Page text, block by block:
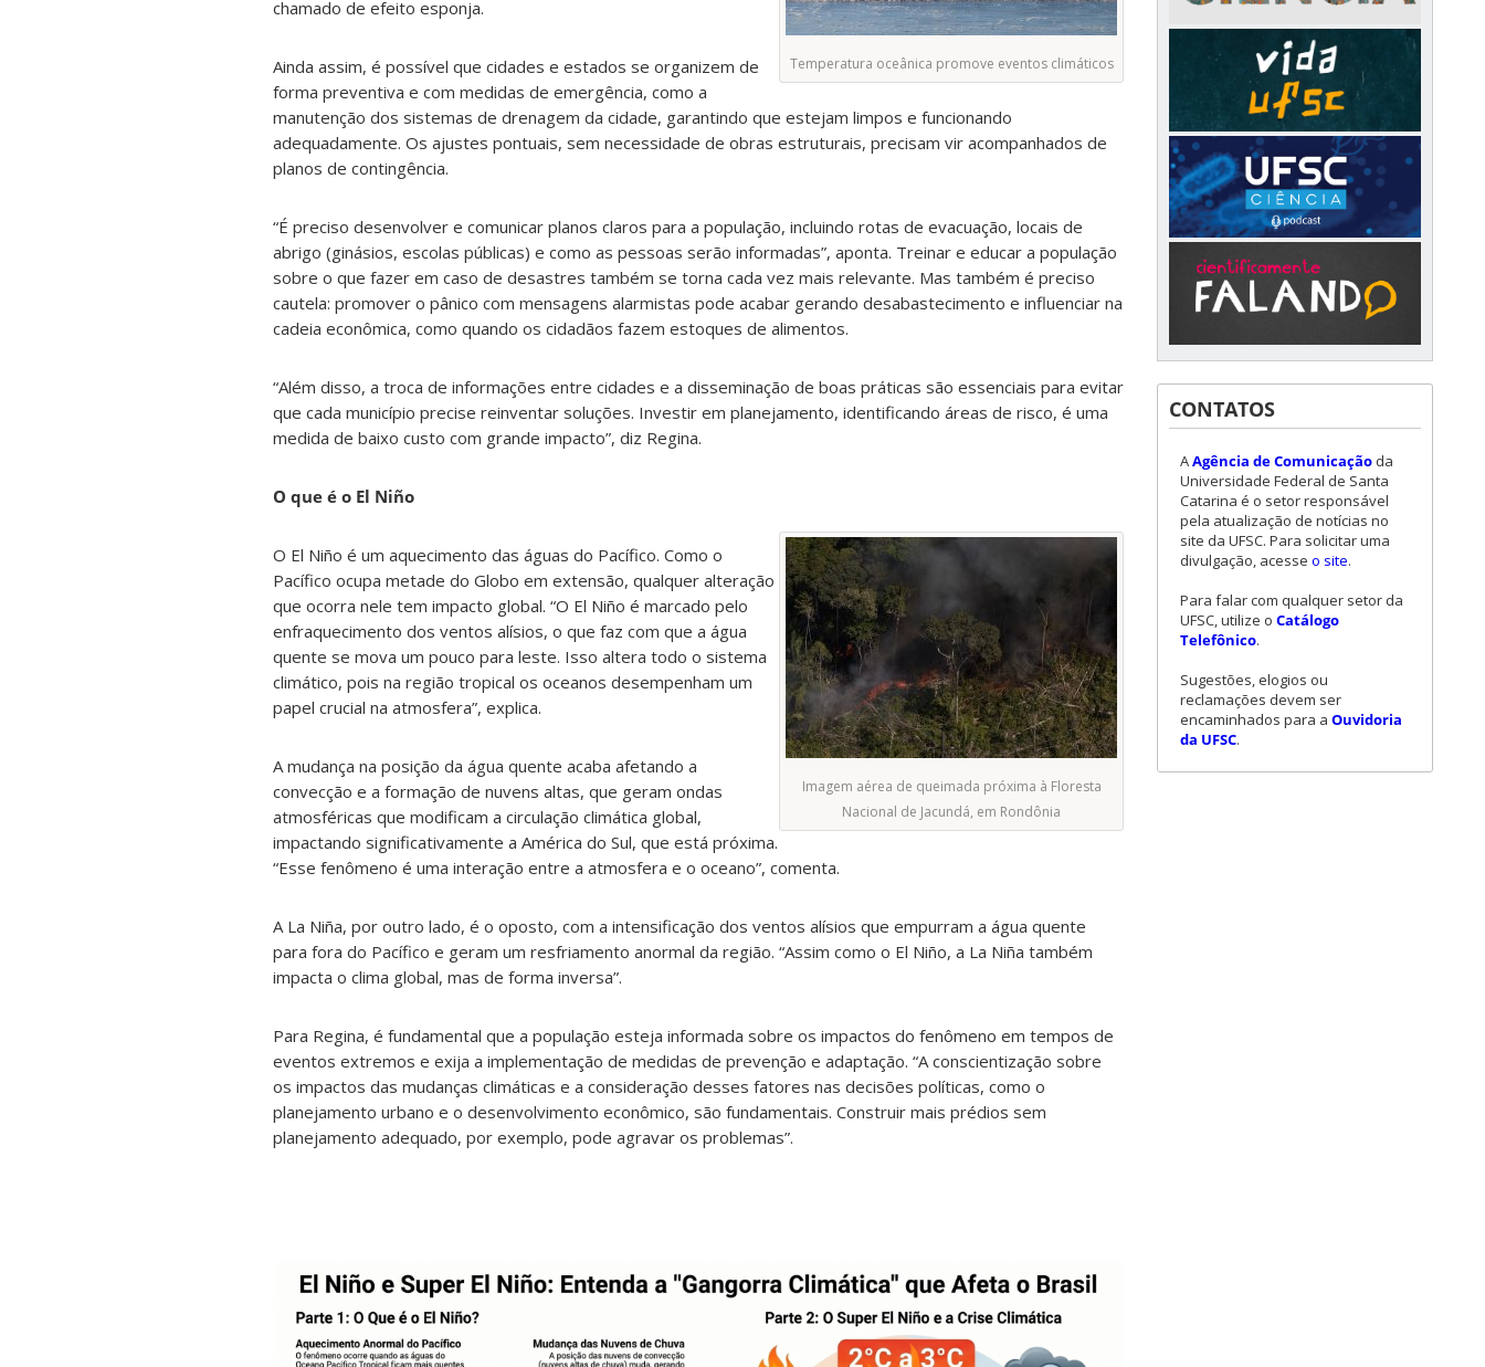
Temperatura oceânica promove eventos climáticos
chamado de efeito esponja.
Ainda assim, é possível que cidades e estados se organizem de
forma preventiva e com medidas de emergência, como a
manutenção dos sistemas de drenagem da cidade, garantindo que estejam limpos e funcionando
adequadamente. Os ajustes pontuais, sem necessidade de obras estruturais, precisam vir acompanhados de
planos de contingência.
“É preciso desenvolver e comunicar planos claros para a população, incluindo rotas de evacuação, locais de
abrigo (ginásios, escolas públicas) e como as pessoas serão informadas”, aponta. Treinar e educar a população
sobre o que fazer em caso de desastres também se torna cada vez mais relevante. Mas também é preciso
cautela: promover o pânico com mensagens alarmistas pode acabar gerando desabastecimento e influenciar na
cadeia econômica, como quando os cidadãos fazem estoques de alimentos.
“Além disso, a troca de informações entre cidades e a disseminação de boas práticas são essenciais para evitar
que cada município precise reinventar soluções. Investir em planejamento, identificando áreas de risco, é uma
medida de baixo custo com grande impacto”, diz Regina.
O que é o El Niño
Imagem aérea de queimada próxima à Floresta
Nacional de Jacundá, em Rondônia
O El Niño é um aquecimento das águas do Pacífico. Como o
Pacífico ocupa metade do Globo em extensão, qualquer alteração
que ocorra nele tem impacto global. “O El Niño é marcado pelo
enfraquecimento dos ventos alísios, o que faz com que a água
quente se mova um pouco para leste. Isso altera todo o sistema
climático, pois na região tropical os oceanos desempenham um
papel crucial na atmosfera”, explica.
A mudança na posição da água quente acaba afetando a
convecção e a formação de nuvens altas, que geram ondas
atmosféricas que modificam a circulação climática global,
impactando significativamente a América do Sul, que está próxima.
“Esse fenômeno é uma interação entre a atmosfera e o oceano”, comenta.
A La Niña, por outro lado, é o oposto, com a intensificação dos ventos alísios que empurram a água quente
para fora do Pacífico e geram um resfriamento anormal da região. “Assim como o El Niño, a La Niña também
impacta o clima global, mas de forma inversa”.
Para Regina, é fundamental que a população esteja informada sobre os impactos do fenômeno em tempos de
eventos extremos e exija a implementação de medidas de prevenção e adaptação. “A conscientização sobre
os impactos das mudanças climáticas e a consideração desses fatores nas decisões políticas, como o
planejamento urbano e o desenvolvimento econômico, são fundamentais. Construir mais prédios sem
planejamento adequado, por exemplo, pode agravar os problemas”.
CONTATOS
AAgência de Comunicação da
Universidade Federal de Santa
Catarina é o setor responsável
pela atualização de notícias no
site da UFSC. Para solicitar uma
divulgação, acesse o site.
Para falar com qualquer setor da
UFSC, utilize o Catálogo
Telefônico.
Sugestões, elogios ou
reclamações devem ser
encaminhados para a Ouvidoria
da UFSC.